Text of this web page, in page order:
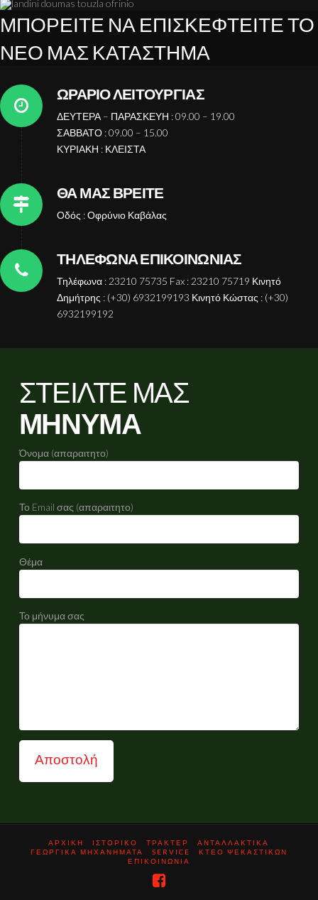
ΜΠΟΡΕΙΤΕ ΝΑ ΕΠΙΣΚΕΦΤΕΙΤΕ ΤΟ
ΝΕΟ ΜΑΣ ΚΑΤΑΣΤΗΜΑ
ΩΡΑΡΙΟ ΛΕΙΤΟΥΡΓΙΑΣ
ΔΕΥΤΕΡΑ – ΠΑΡΑΣΚΕΥΗ : 09.00 – 19.00
ΣΑΒΒΑΤΟ : 09.00 – 15.00
ΚΥΡΙΑΚΗ : ΚΛΕΙΣΤΑ
ΘΑ ΜΑΣ ΒΡΕΙΤΕ
Οδός : Οφρύνιο Καβάλας
ΤΗΛΕΦΩΝΑ ΕΠΙΚΟΙΝΩΝΙΑΣ
Τηλέφωνα : 23210 75735 Fax : 23210 75719 Κινητό
Δημήτρης : (+30) 6932199193 Κινητό Κώστας : (+30)
6932199192
ΣΤΕΙΛΤΕ ΜΑΣ
ΜΗΝΥΜΑ
Όνομα (απαραιτητο)
Το Email σας (απαραιτητο)
Θέμα
Το μήνυμα σας
ΑΡΧΙΚΗ ΙΣΤΟΡΙΚΟ ΤΡΑΚΤΕΡ
ΑΝΤΑΛΛΑΚΤΙΚΑ
ΓΕΩΡΓΙΚΑ ΜΗΧΑΝΗΜΑΤΑ
SERVICE
ΚΤΕΟ ΨΕΚΑΣΤΙΚΩΝ
ΕΠΙΚΟΙΝΩΝΙΑ